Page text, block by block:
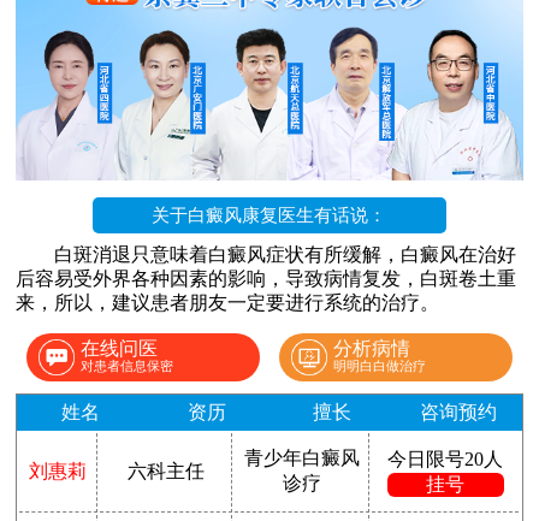
关于白癜风康复医生有话说：
白斑消退只意味着白癜风症状有所缓解，白癜风在治好
后容易受外界各种因素的影响，导致病情复发，白斑卷土重
来，所以，建议患者朋友一定要进行系统的治疗。
在线问医
对患者信息保密
分析病情
明明白白做治疗
姓名 资历 擅长 咨询预约
刘惠莉 六科主任
青少年白癜风
诊疗
今日限号20人
挂号